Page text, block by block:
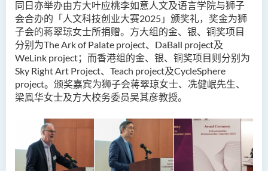
同日亦举办由方大叶应桃李如意人文及语言学院与狮子
会合办的「人文科技创业大赛2025」颁奖礼，奖金为狮
子会的蒋翠琼女士所捐赠。方大组的金、银、铜奖项目
分别为The Ark of Palate project、DaBall project及
WeLink project；而香港组的金、银、铜奖项目则分别为
Sky Right Art Project、Teach project及CycleSphere
project。颁奖嘉宾为狮子会蒋翠琼女士、冼健岷先生、
梁鳯华女士及方大校务委员吴其彦教授。